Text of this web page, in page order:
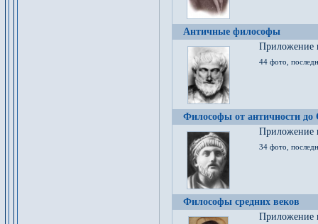
Античные философы
Приложение
44 фото,
Философы от античности до
Приложение
34 фото,
Философы средних веков
Приложение